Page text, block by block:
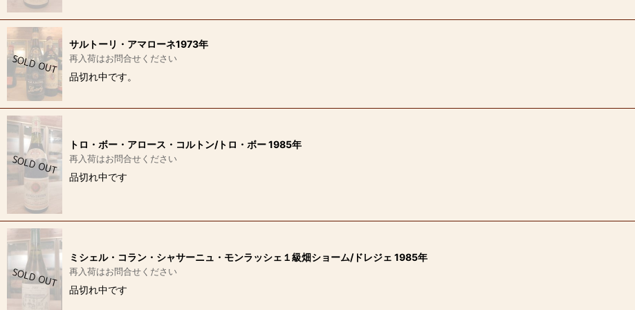
サルトーリ・アマローネ1973年
再入荷はお問合せください
品切れ中です。
トロ・ボー・アロース・コルトン/トロ・ボー 1985年
再入荷はお問合せください
品切れ中です
ミシェル・コラン・シャサーニュ・モンラッシェ１級畑ショーム/ドレジェ 1985年
再入荷はお問合せください
品切れ中です